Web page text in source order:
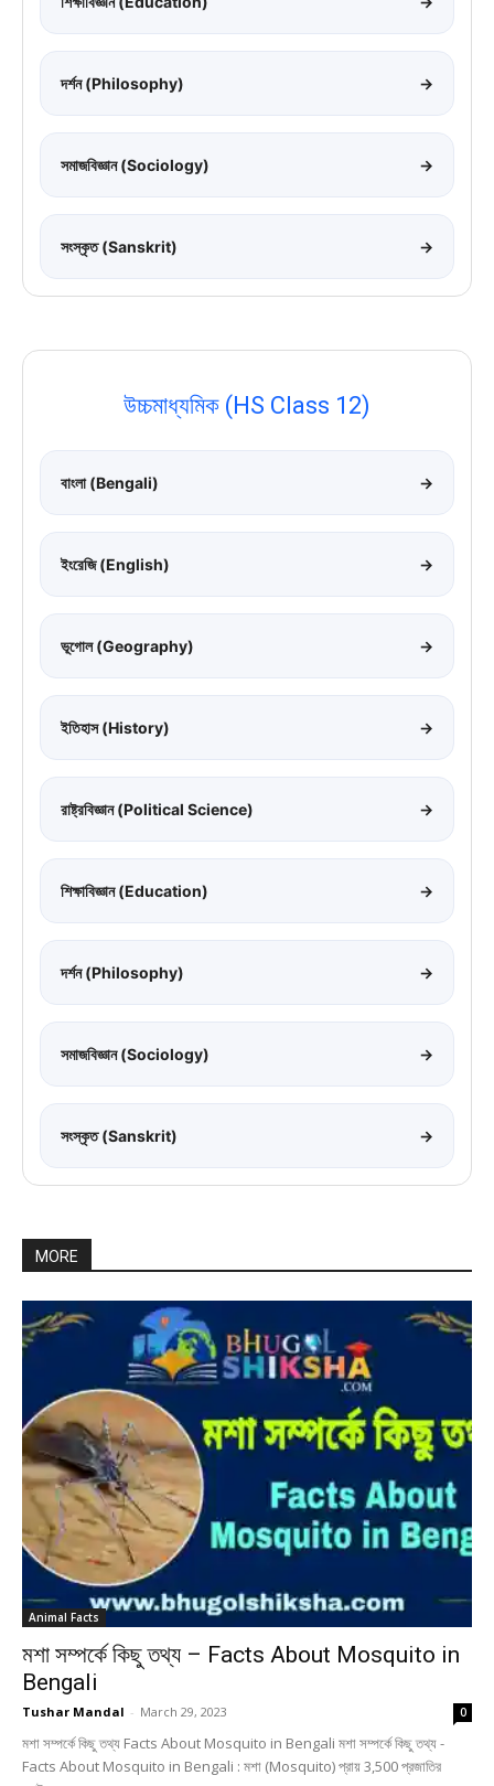
দর্শন (Philosophy) →
সমাজবিজ্ঞান (Sociology) →
সংস্কৃত (Sanskrit) →
উচ্চমাধ্যমিক (HS Class 12)
বাংলা (Bengali) →
ইংরেজি (English) →
ভূগোল (Geography) →
ইতিহাস (History) →
রাষ্ট্রবিজ্ঞান (Political Science) →
শিক্ষাবিজ্ঞান (Education) →
দর্শন (Philosophy) →
সমাজবিজ্ঞান (Sociology) →
সংস্কৃত (Sanskrit) →
MORE
Animal Facts
মশা সম্পর্কে কিছু তথ্য – Facts About Mosquito in
Bengali
Tushar Mandal - March 29, 2023 0
মশা সম্পর্কে কিছু তথ্য Facts About Mosquito in Bengali মশা সম্পর্কে কিছু তথ্য -
Facts About Mosquito in Bengali : মশা (Mosquito) প্রায় 3,500 প্রজাতির